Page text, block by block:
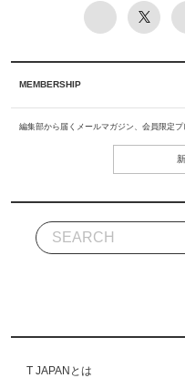
MEMBERSHIP
編集部から届くメールマガジン、会員限定
T JAPANとは